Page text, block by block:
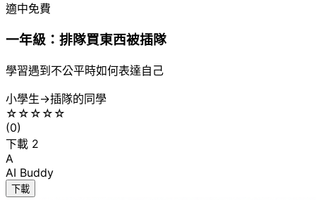
適中免費
一年級：排隊買東西被插隊
學習遇到不公平時如何表達自己
小學生→插隊的同學
☆ ☆ ☆ ☆ ☆
(0)
下載 2
A
AI Buddy
下載